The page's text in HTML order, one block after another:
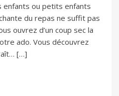
enfants ou petits enfants
du repas ne suffit pas
ouvrez d’un coup sec la
ado. Vous découvrez
[…]